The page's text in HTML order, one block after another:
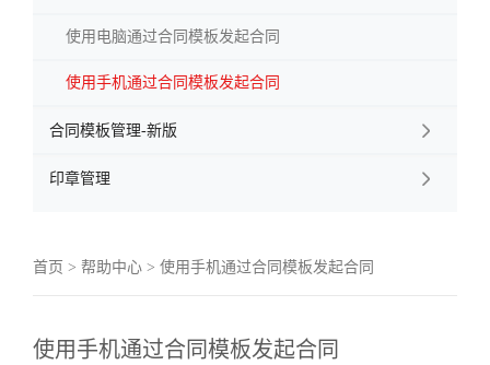
使用电脑通过合同模板发起合同
使用手机通过合同模板发起合同
合同模板管理-新版 
印章管理 
首页 > 帮助中心 > 使用手机通过合同模板发起合同
使用手机通过合同模板发起合同